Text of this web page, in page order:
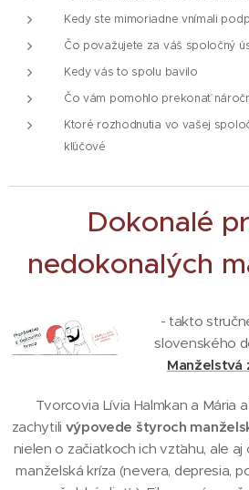
Kedy ste mimoriadne vnímali
Čo považujete za váš spoločný
Kedy vás to spolu bavilo
Čo vám pomohlo prekonať
Ktoré rozhodnutia vo vašej
kľúčové
Dokonalé
nedokonalých
- takto
slovenského
Manželstvá
Tvorcovia Lívia Halmkan a Mária
zachytili výpovede štyroch
nielen o začiatkoch ich vzťahu, ale aj
manželská kríza (nevera, depresia,